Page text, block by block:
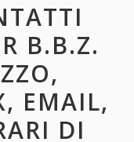
B.B.Z.
EMAIL,
DI